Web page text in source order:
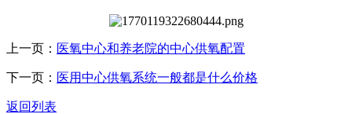
上一页： 医氧中心和养老院的中心供氧配置
下一页： 医用中心供氧系统一般都是什么价格
返回列表